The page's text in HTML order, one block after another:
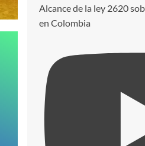
Alcance de la ley 2620
en Colombia